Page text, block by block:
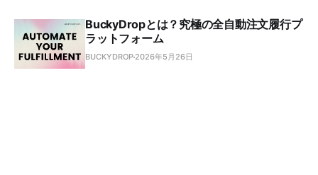
BuckyDropとは？究極の全自動注文履行プ
ラットフォーム
BUCKYDROP 2026年5月26日